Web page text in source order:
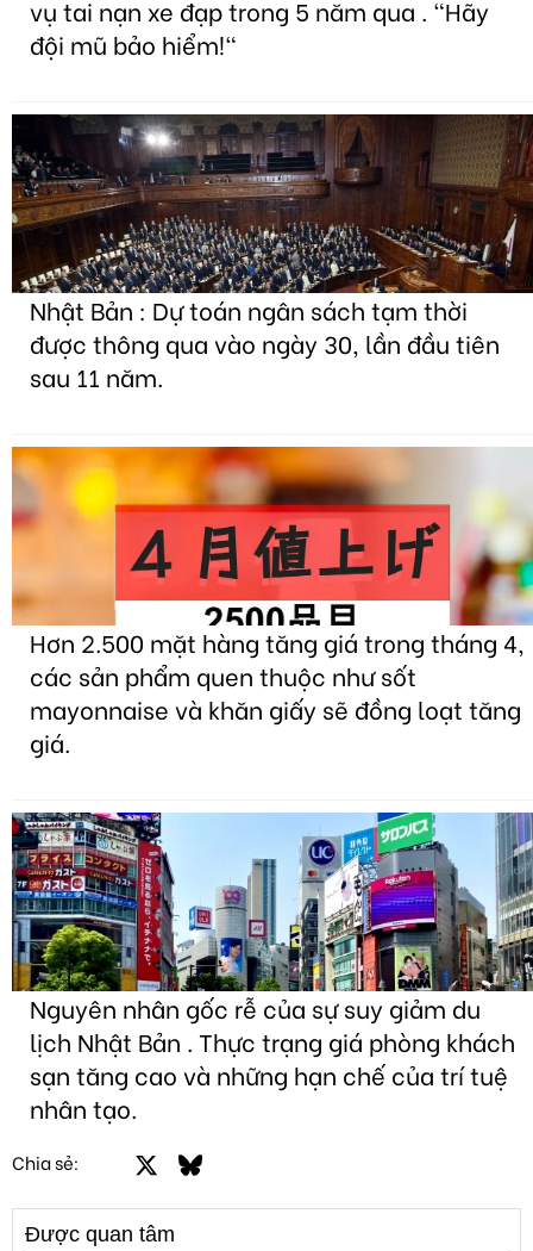
vụ tai nạn xe đạp trong 5 năm qua . "Hãy
đội mũ bảo hiểm!"
Nhật Bản : Dự toán ngân sách tạm thời
được thông qua vào ngày 30, lần đầu tiên
sau 11 năm.
Hơn 2.500 mặt hàng tăng giá trong tháng 4,
các sản phẩm quen thuộc như sốt
mayonnaise và khăn giấy sẽ đồng loạt tăng
giá.
Nguyên nhân gốc rễ của sự suy giảm du
lịch Nhật Bản . Thực trạng giá phòng khách
sạn tăng cao và những hạn chế của trí tuệ
nhân tạo.
Chia sẻ: FacebookBluesky
Được quan tâm